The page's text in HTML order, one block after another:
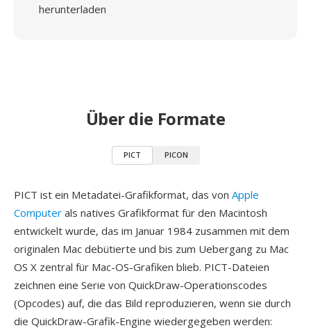
herunterladen
Über die Formate
PICT PICON
PICT ist ein Metadatei-Grafikformat, das von Apple
Computer als natives Grafikformat für den Macintosh
entwickelt wurde, das im Januar 1984 zusammen mit dem
originalen Mac debütierte und bis zum Uebergang zu Mac
OS X zentral für Mac-OS-Grafiken blieb. PICT-Dateien
zeichnen eine Serie von QuickDraw-Operationscodes
(Opcodes) auf, die das Bild reproduzieren, wenn sie durch
die QuickDraw-Grafik-Engine wiedergegeben werden: